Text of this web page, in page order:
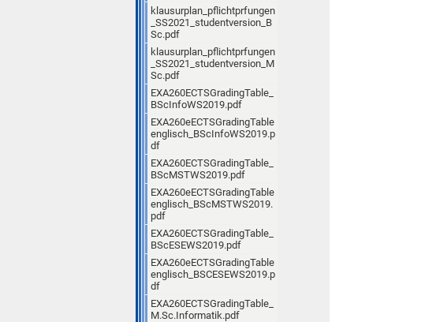
klausurplan_pflichtprfungen
_SS2021_studentversion_B
Sc.pdf
klausurplan_pflichtprfungen
_SS2021_studentversion_M
Sc.pdf
EXA260ECTSGradingTable_
BScInfoWS2019.pdf
EXA260eECTSGradingTable
englisch_BScInfoWS2019.p
df
EXA260ECTSGradingTable_
BScMSTWS2019.pdf
EXA260eECTSGradingTable
englisch_BScMSTWS2019.
pdf
EXA260ECTSGradingTable_
BScESEWS2019.pdf
EXA260eECTSGradingTable
englisch_BSCESEWS2019.p
df
EXA260ECTSGradingTable_
M.Sc.Informatik.pdf